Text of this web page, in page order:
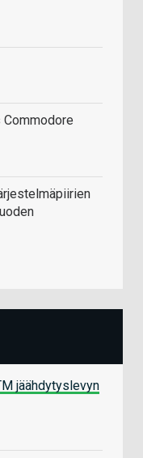
jäähdytyslevyn